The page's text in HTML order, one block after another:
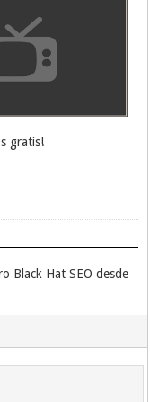
gratis!
Black Hat SEO desde